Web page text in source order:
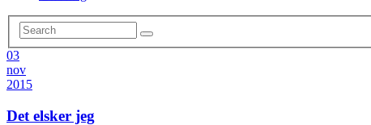
03
nov
2015
Det elsker jeg